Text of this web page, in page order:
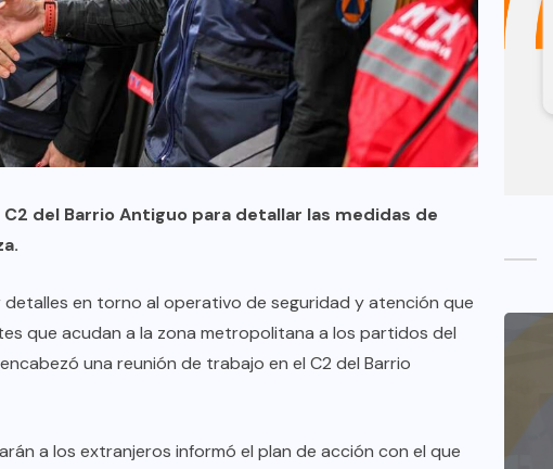
del Barrio Antiguo para detallar las medidas de
detalles en torno al operativo de seguridad y atención que
que acudan a la zona metropolitana a los partidos del
una reunión de trabajo en el C2 del Barrio
a los extranjeros informó el plan de acción con el que